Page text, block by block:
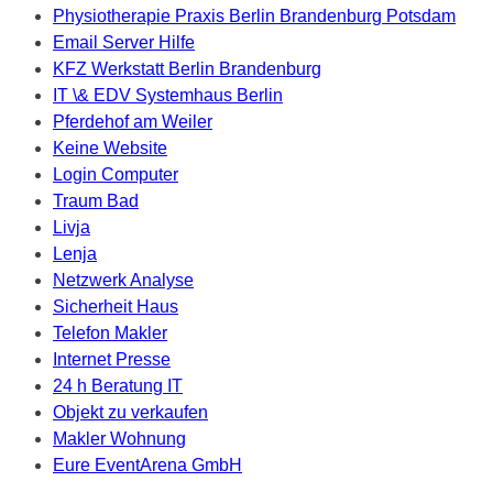
Physiotherapie Praxis Berlin Brandenburg Potsdam
Email Server Hilfe
KFZ Werkstatt Berlin Brandenburg
IT \& EDV Systemhaus Berlin
Pferdehof am Weiler
Keine Website
Login Computer
Traum Bad
Livja
Lenja
Netzwerk Analyse
Sicherheit Haus
Telefon Makler
Internet Presse
24 h Beratung IT
Objekt zu verkaufen
Makler Wohnung
Eure EventArena GmbH